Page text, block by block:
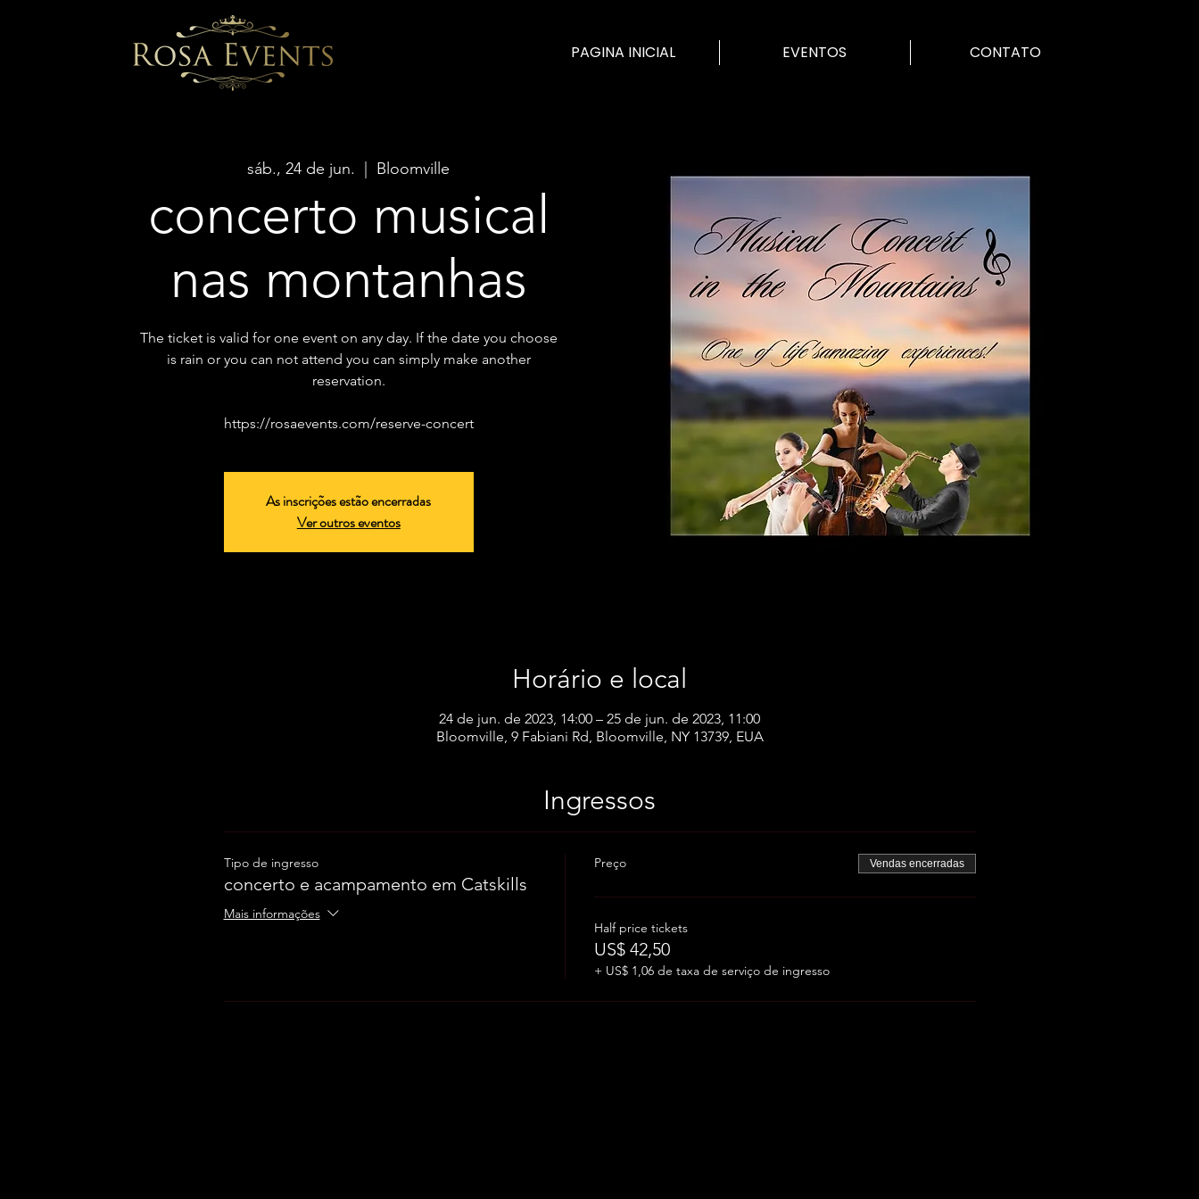
PAGINA INICIAL EVENTOS CONTATO
sáb., 24 de jun. Bloomville
concerto musical
nas montanhas
The ticket is valid for one event on any day. If the date you choose
is rain or you can not attend you can simply make another
reservation.
https://rosaevents.com/reserve-concert
As inscrições estão encerradas
Ver outros eventos
Horário e local
24 de jun. de 2023, 14:00 – 25 de jun. de 2023, 11:00
Bloomville, 9 Fabiani Rd, Bloomville, NY 13739, EUA
Ingressos
Tipo de ingresso
concerto e acampamento em Catskills
Mais informações
Preço Vendas encerradas
Half price tickets
US$ 42,50
+ US$ 1,06 de taxa de serviço de ingresso